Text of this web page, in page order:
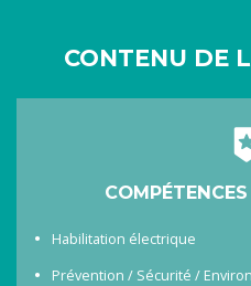
CONTENU DE
Habilitation électrique
Prévention / Sécurité /